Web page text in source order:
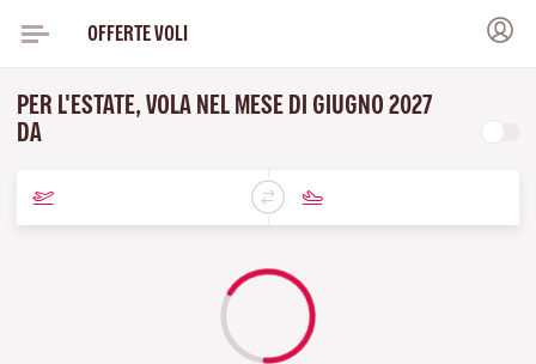
OFFERTE VOLI
PER L'ESTATE, VOLA NEL MESE DI GIUGNO 2027
DA